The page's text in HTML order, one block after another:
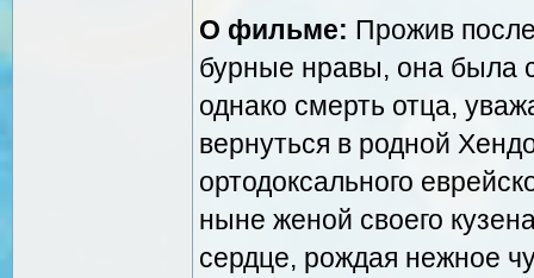
О фильме: Прожив
бурные нравы, она была
однако смерть отца,
вернуться в родной
ортодоксального
ныне женой своего
сердце, рождая нежное